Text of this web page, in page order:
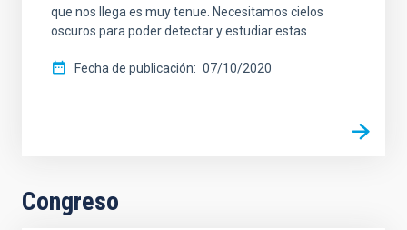
que nos llega es muy tenue. Necesitamos cielos
oscuros para poder detectar y estudiar estas
Fecha de publicación 07/10/2020
Congreso